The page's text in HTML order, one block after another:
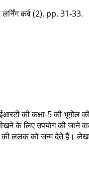
लर्निंग कर्व (2). pp. 31-33.
की कक्षा-5 की भूगोल
के लिए उपयोग की जाने
की ललक को जन्म देते हैं।